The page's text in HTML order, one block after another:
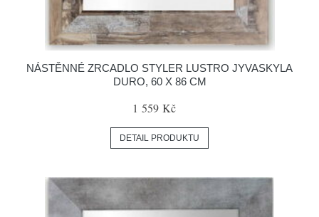
NÁSTĚNNÉ ZRCADLO STYLER LUSTRO JYVASKYLA
DURO, 60 X 86 CM
1 559 Kč
DETAIL PRODUKTU